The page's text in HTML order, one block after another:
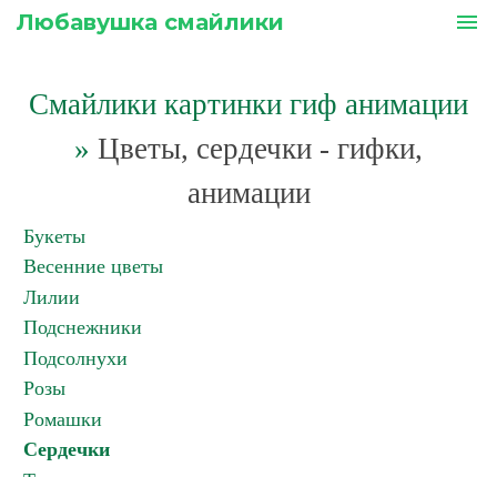
Любавушка смайлики menu
Смайлики картинки гиф анимации
» Цветы, сердечки - гифки,
анимации
Букеты
Весенние цветы
Лилии
Подснежники
Подсолнухи
Розы
Ромашки
Сердечки